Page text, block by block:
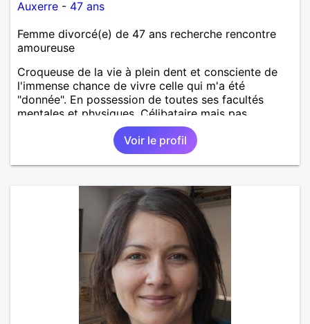
Auxerre - 47 ans
Femme divorcé(e) de 47 ans recherche rencontre
amoureuse
Croqueuse de la vie à plein dent et consciente de
l'immense chance de vivre celle qui m'a été
"donnée". En possession de toutes ses facultés
mentales et physiques. Célibataire mais pas
solitaire, je mène une vie bien remplie. Je ne suis
pas sur ce site par dépit, ni en tant que
représentatrice de la Femme Divorcée Mal dans sa
peau. A bientôt.
Voir le profil